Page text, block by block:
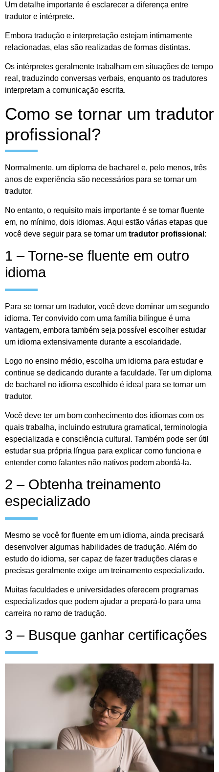
Um detalhe importante é esclarecer a diferença entre
tradutor e intérprete.
Embora tradução e interpretação estejam intimamente
relacionadas, elas são realizadas de formas distintas.
Os intérpretes geralmente trabalham em situações de tempo
real, traduzindo conversas verbais, enquanto os tradutores
interpretam a comunicação escrita.
Como se tornar um tradutor
profissional?
Normalmente, um diploma de bacharel e, pelo menos, três
anos de experiência são necessários para se tornar um
tradutor.
No entanto, o requisito mais importante é se tornar fluente
em, no mínimo, dois idiomas. Aqui estão várias etapas que
você deve seguir para se tornar um tradutor profissional :
1 – Torne-se fluente em outro
idioma
Para se tornar um tradutor, você deve dominar um segundo
idioma. Ter convivido com uma família bilíngue é uma
vantagem, embora também seja possível escolher estudar
um idioma extensivamente durante a escolaridade.
Logo no ensino médio, escolha um idioma para estudar e
continue se dedicando durante a faculdade. Ter um diploma
de bacharel no idioma escolhido é ideal para se tornar um
tradutor.
Você deve ter um bom conhecimento dos idiomas com os
quais trabalha, incluindo estrutura gramatical, terminologia
especializada e consciência cultural. Também pode ser útil
estudar sua própria língua para explicar como funciona e
entender como falantes não nativos podem abordá-la.
2 – Obtenha treinamento
especializado
Mesmo se você for fluente em um idioma, ainda precisará
desenvolver algumas habilidades de tradução. Além do
estudo do idioma, ser capaz de fazer traduções claras e
precisas geralmente exige um treinamento especializado.
Muitas faculdades e universidades oferecem programas
especializados que podem ajudar a prepará-lo para uma
carreira no ramo de tradução.
3 – Busque ganhar certificações